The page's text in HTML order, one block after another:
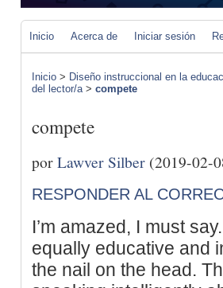
Inicio Acerca de Iniciar sesión
Inicio > Diseño instruccional en la
del lector/a> compete
compete
porLawver Silber (2019-02-
RESPONDER AL
I’m amazed, I must
equally educative and
the nail on the head.